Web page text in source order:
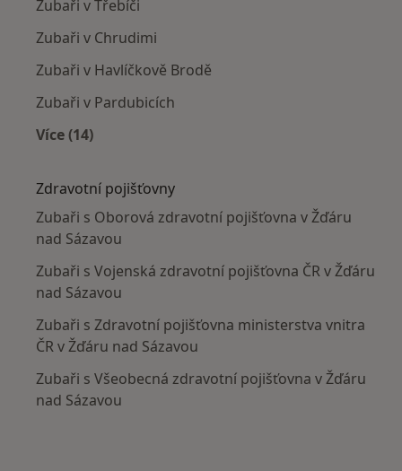
Zubaři v Třebíči
Zubaři v Chrudimi
Zubaři v Havlíčkově Brodě
Zubaři v Pardubicích
Více (14)
Zdravotní pojišťovny
Zubaři s Oborová zdravotní pojišťovna v Žďáru
nad Sázavou
Zubaři s Vojenská zdravotní pojišťovna ČR v Žďáru
nad Sázavou
Zubaři s Zdravotní pojišťovna ministerstva vnitra
ČR v Žďáru nad Sázavou
Zubaři s Všeobecná zdravotní pojišťovna v Žďáru
nad Sázavou